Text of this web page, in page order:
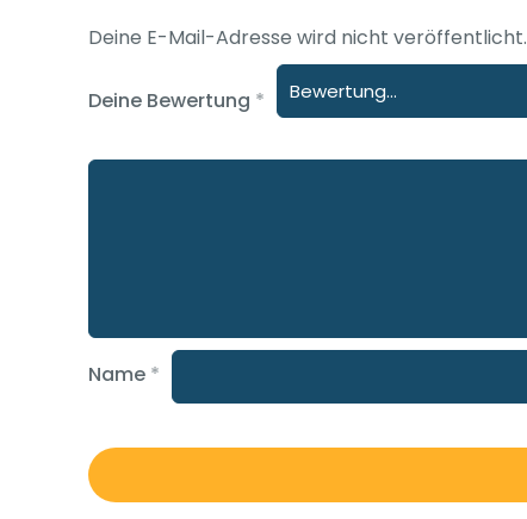
Deine E-Mail-Adresse wird nicht veröffentlicht.
Deine Bewertung *
Name *